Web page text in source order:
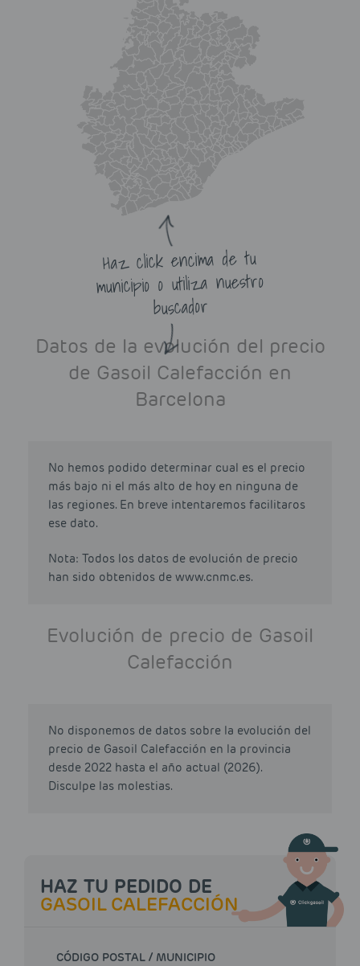
Haz click encima de tu
municipio o utiliza nuestro
buscador
Datos de la evolución del precio
de Gasoil Calefacción en
Barcelona
No hemos podido determinar cual es el precio
más bajo ni el más alto de hoy en ninguna de
las regiones. En breve intentaremos facilitaros
ese dato.
Nota: Todos los datos de evolución de precio
han sido obtenidos de www.cnmc.es.
Evolución de precio de Gasoil
Calefacción
No disponemos de datos sobre la evolución del
precio de Gasoil Calefacción en la provincia
desde 2022 hasta el año actual (2026).
Disculpe las molestias.
HAZ TU PEDIDO DE
GASOIL CALEFACCIÓN
CÓDIGO POSTAL / MUNICIPIO